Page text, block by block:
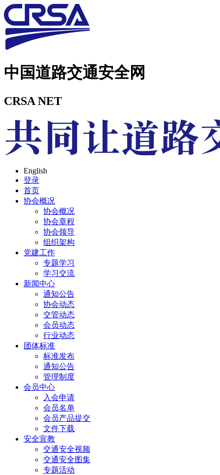
中国道路交通安全网
CRSA NET
English
登录
首页
协会概况
协会概况
协会章程
协会领导
组织架构
党建工作
专题学习
学习交流
新闻中心
通知公告
协会动态
交管动态
会员动态
行业动态
团体标准
标准发布
通知公告
管理制度
会员中心
入会申请
会员名单
会员产品提交
文件下载
安全宣教
交通安全视频
交通安全图集
专题活动